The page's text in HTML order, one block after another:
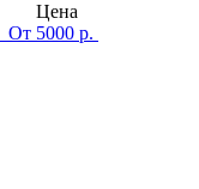
Цена
От 5000 р.